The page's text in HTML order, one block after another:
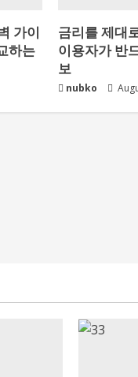
가이
하는
금리를 제대
이용자가 반
보
nubko